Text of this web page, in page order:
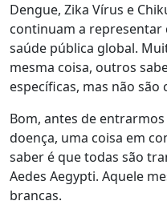
Dengue, Zika Vírus e
continuam a representar
saúde pública global.
mesma coisa, outros
específicas, mas não são
Bom, antes de
doença, uma coisa em
saber é que todas são
Aedes Aegypti. Aquele
brancas.